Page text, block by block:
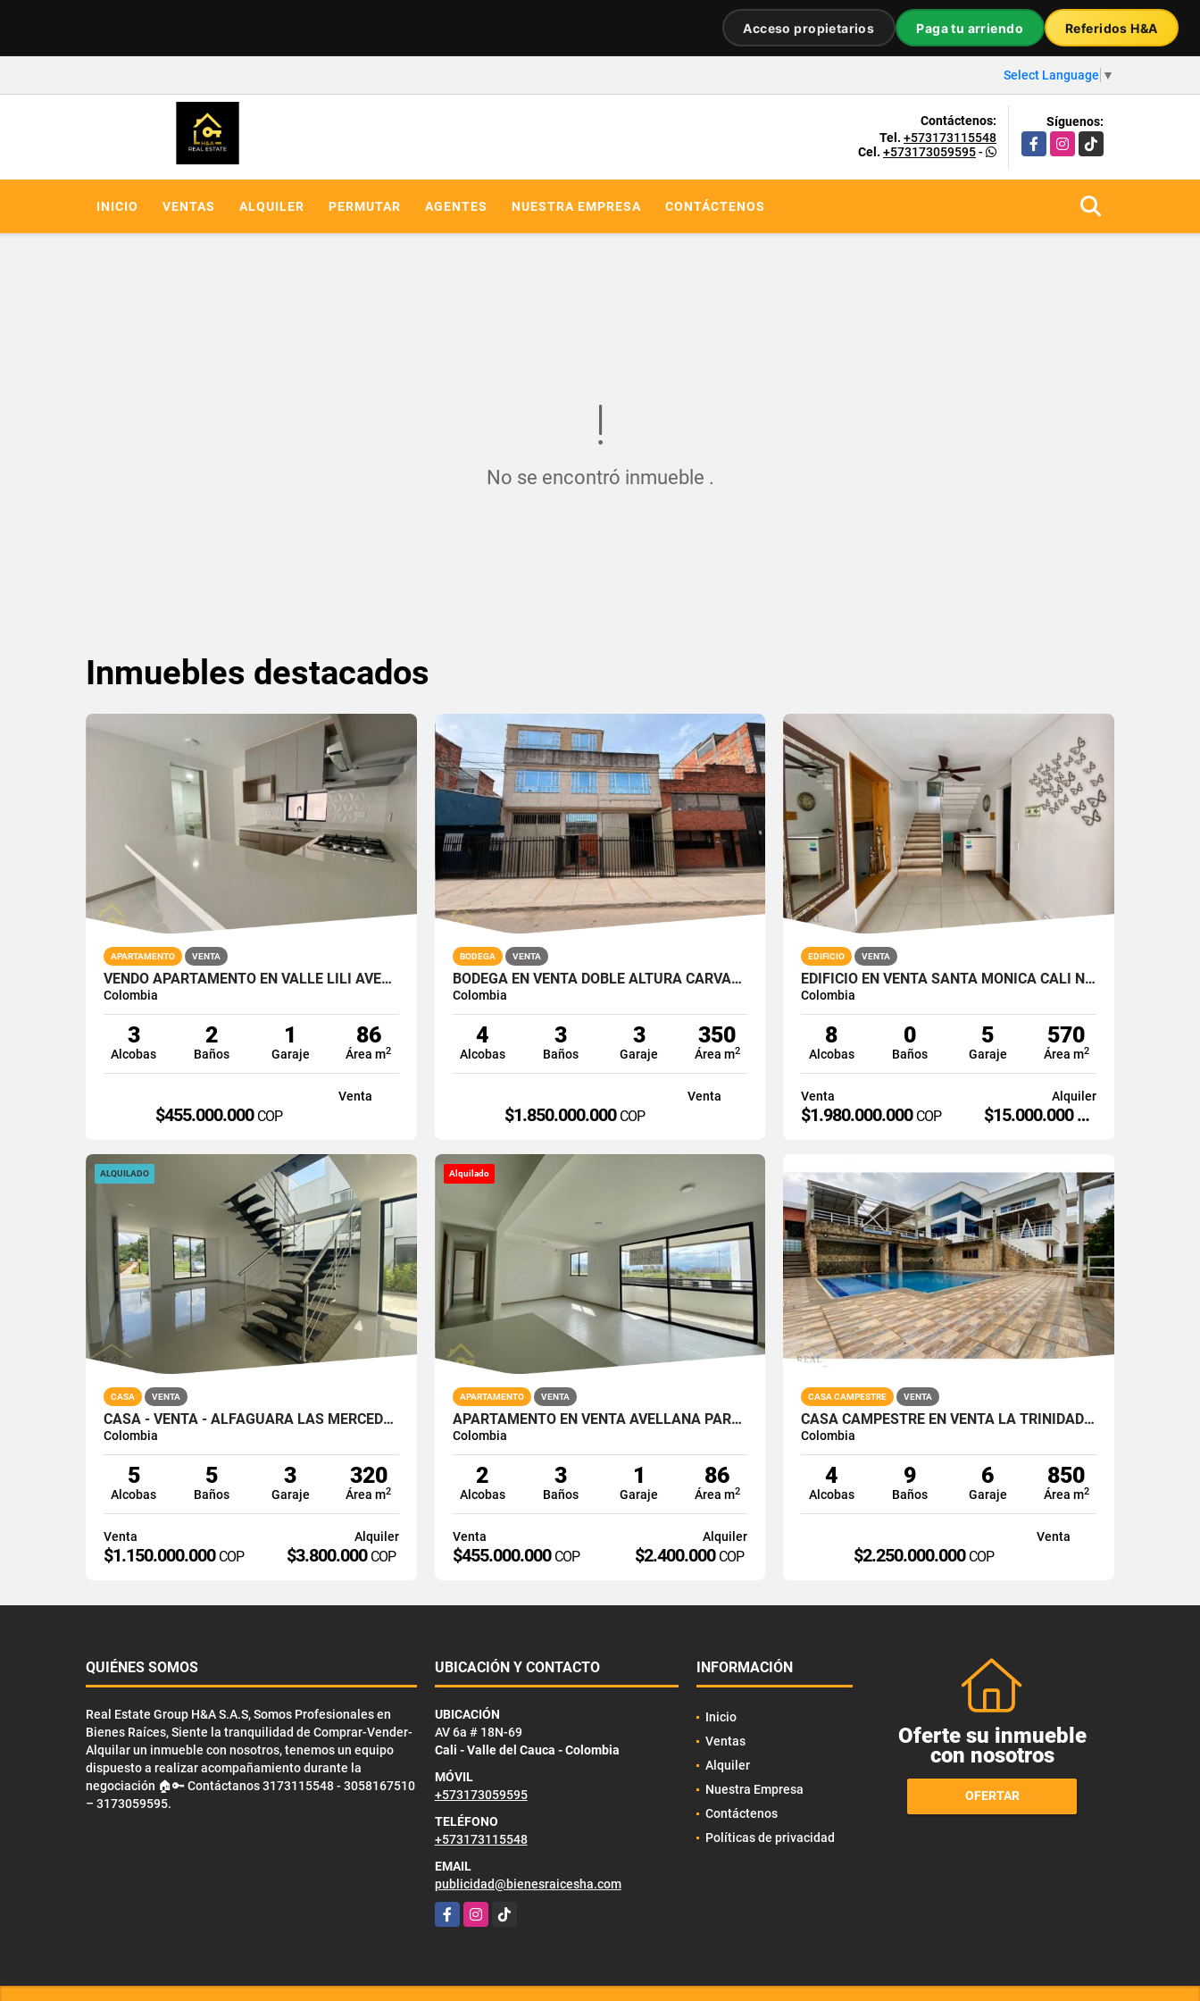
Acceso propietarios Paga tu arriendo Referidos H&A
Select Language ▼
Contáctenos:
Tel. +573173115548
Cel. +573173059595-
Síguenos:
FacebookInstagram
TikTok
INICIO VENTAS ALQUILER PERMUTAR AGENTES NUESTRA EMPRESA CONTÁCTENOS
No se encontró inmueble .
Inmuebles destacados
APARTAMENTO VENTA
VENDO APARTAMENTO EN VALLE LILI AVELLANA PARQUE VIVERO CALI SUR 86M2
Colombia
3
Alcobas
2
Baños
1
Garaje
86
Área m2
Venta
$455.000.000 COP
BODEGA VENTA
BODEGA EN VENTA DOBLE ALTURA CARVAJAL BOGOTA SUR 350M2
Colombia
4
Alcobas
3
Baños
3
Garaje
350
Área m2
Venta
$1.850.000.000 COP
EDIFICIO VENTA
EDIFICIO EN VENTA SANTA MONICA CALI NORTE
Colombia
8
Alcobas
0
Baños
5
Garaje
570
Área m2
Venta
$1.980.000.000 COP
Alquiler
$15.000.000
COP
ALQUILADO
CASA VENTA
CASA - VENTA - ALFAGUARA LAS MERCEDES - JAMUNDI - SUR
Colombia
5
Alcobas
5
Baños
3
Garaje
320
Área m2
Venta
$1.150.000.000 COP
Alquiler
$3.800.000 COP
Alquilado
APARTAMENTO VENTA
APARTAMENTO EN VENTA AVELLANA PARQUE VIVERO CALI SUR 2PISO 86M2
Colombia
2
Alcobas
3
Baños
1
Garaje
86
Área m2
Venta
$455.000.000 COP
Alquiler
$2.400.000 COP
CASA CAMPESTRE VENTA
CASA CAMPESTRE EN VENTA LA TRINIDAD VÍA LA REFORMA CALI SUR 1000M2
Colombia
4
Alcobas
9
Baños
6
Garaje
850
Área m2
Venta
$2.250.000.000 COP
QUIÉNES SOMOS
Real Estate Group H&A S.A.S, Somos Profesionales en
Bienes Raíces, Siente la tranquilidad de Comprar-Vender-
Alquilar un inmueble con nosotros, tenemos un equipo
dispuesto a realizar acompañamiento durante la
negociación 🏠🔑 Contáctanos 3173115548 - 3058167510
– 3173059595.
UBICACIÓN Y CONTACTO
UBICACIÓN
AV 6a # 18N-69
Cali - Valle del Cauca - Colombia
MÓVIL
+573173059595
TELÉFONO
+573173115548
EMAIL
publicidad@bienesraicesha.com
FacebookInstagram
TikTok
INFORMACIÓN
Inicio
Ventas
Alquiler
Nuestra Empresa
Contáctenos
Políticas de privacidad
Oferte su inmueble
con nosotros
OFERTAR